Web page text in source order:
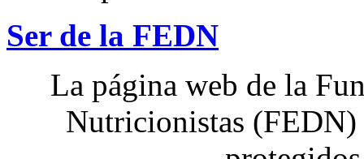
Ser de la FEDN
La página web de la
Nutricionistas (FEDN)